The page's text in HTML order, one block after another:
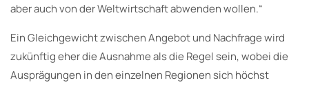
aber auch von der Weltwirtschaft abwenden wollen.“
Ein Gleichgewicht zwischen Angebot und Nachfrage wird
zukünftig eher die Ausnahme als die Regel sein, wobei die
Ausprägungen in den einzelnen Regionen sich höchst